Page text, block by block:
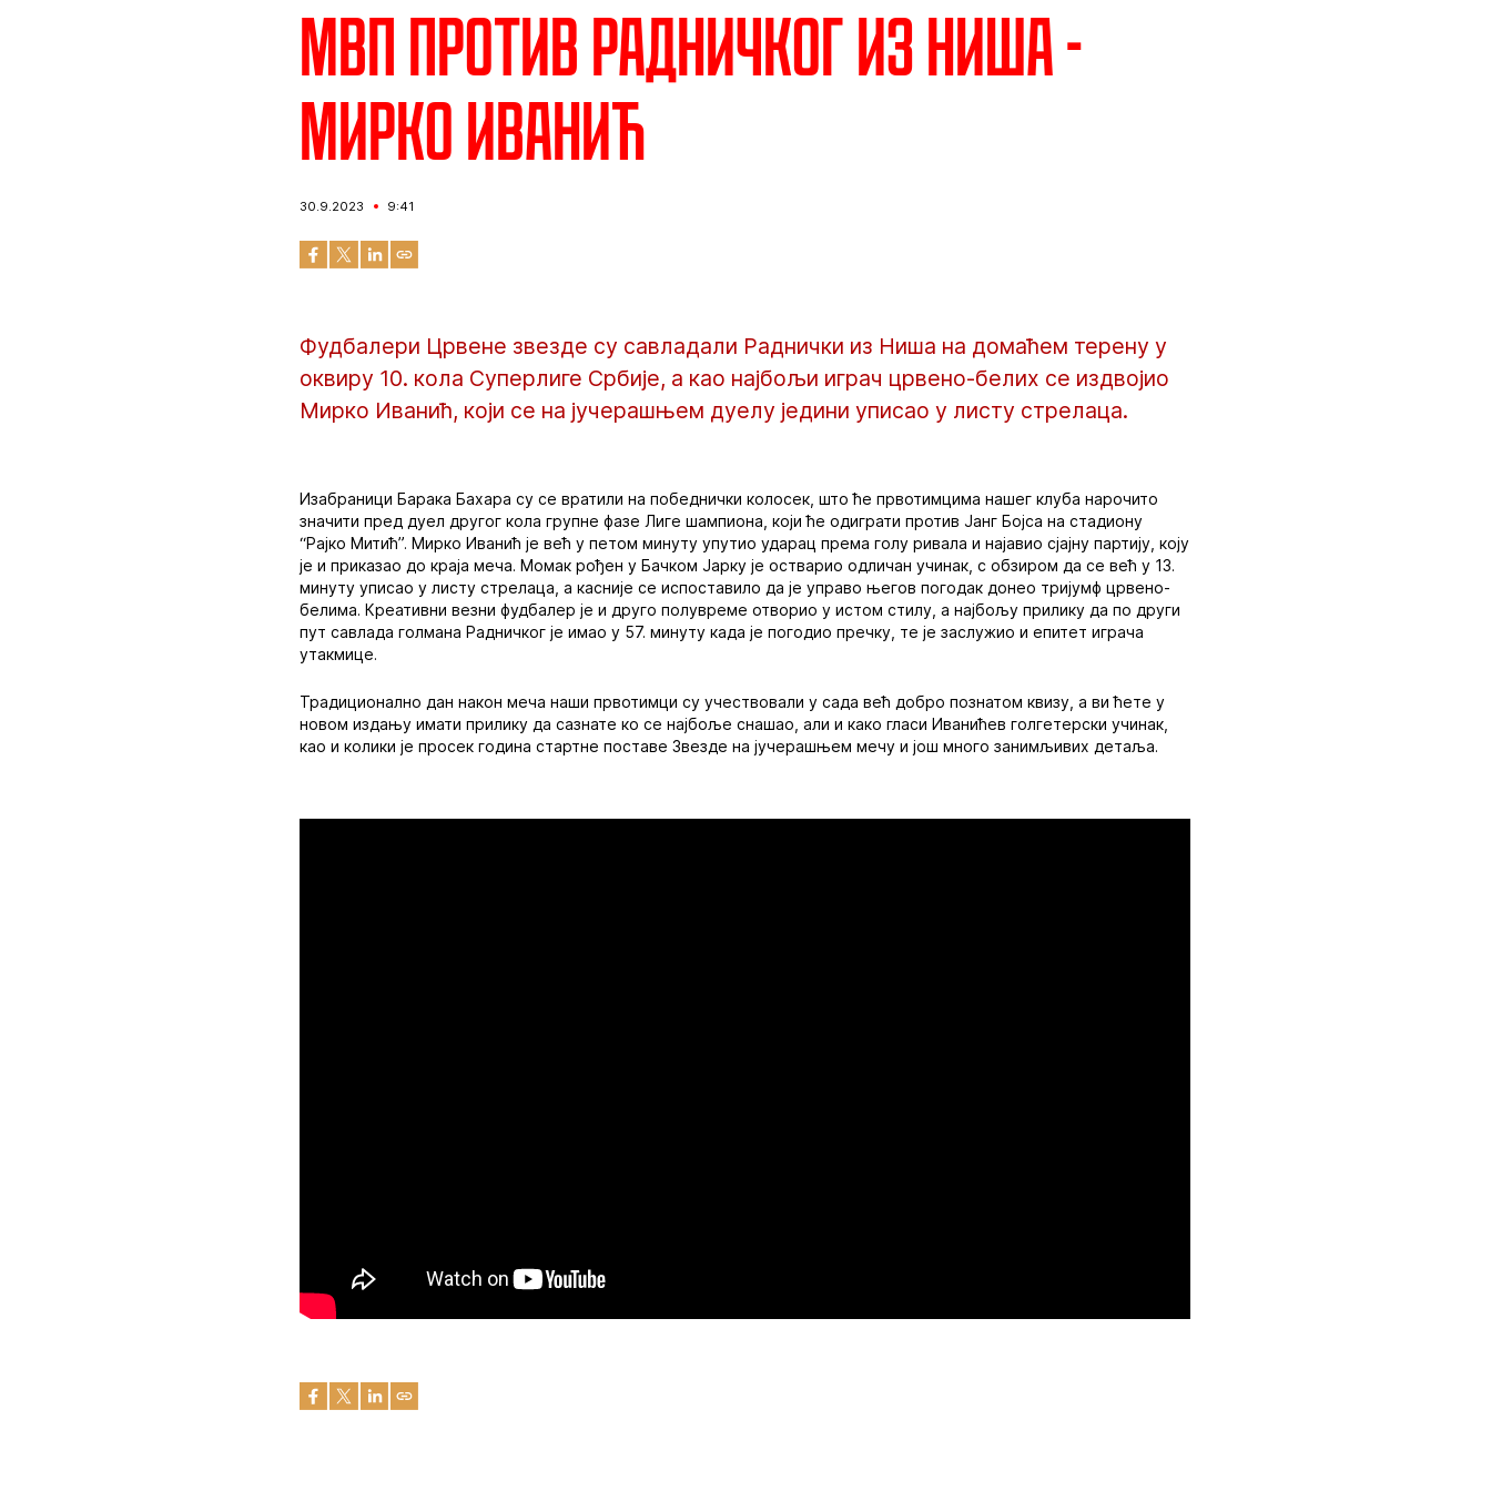
МВП против Радничког из Ниша -
Мирко Иванић
30.9.2023 9:41
Фудбалери Црвене звезде су савладали Раднички из Ниша на домаћем терену у
оквиру 10. кола Суперлиге Србије, а као најбољи играч црвено-белих се издвојио
Мирко Иванић, који се на јучерашњем дуелу једини уписао у листу стрелаца.
Изабраници Барака Бахара су се вратили на победнички колосек, што ће првотимцима нашег клуба нарочито
значити пред дуел другог кола групне фазе Лиге шампиона, који ће одиграти против Јанг Бојса на стадиону
“Рајко Митић”. Мирко Иванић је већ у петом минуту упутио ударац према голу ривала и најавио сјајну партију, коју
је и приказао до краја меча. Момак рођен у Бачком Јарку је остварио одличан учинак, с обзиром да се већ у 13.
минуту уписао у листу стрелаца, а касније се испоставило да је управо његов погодак донео тријумф црвено-
белима. Креативни везни фудбалер је и друго полувреме отворио у истом стилу, а најбољу прилику да по други
пут савлада голмана Радничког је имао у 57. минуту када је погодио пречку, те је заслужио и епитет играча
утакмице.
Традиционално дан након меча наши првотимци су учествовали у сада већ добро познатом квизу, а ви ћете у
новом издању имати прилику да сазнате ко се најбоље снашао, али и како гласи Иванићев голгетерски учинак,
као и колики је просек година стартне поставе Звезде на јучерашњем мечу и још много занимљивих детаља.